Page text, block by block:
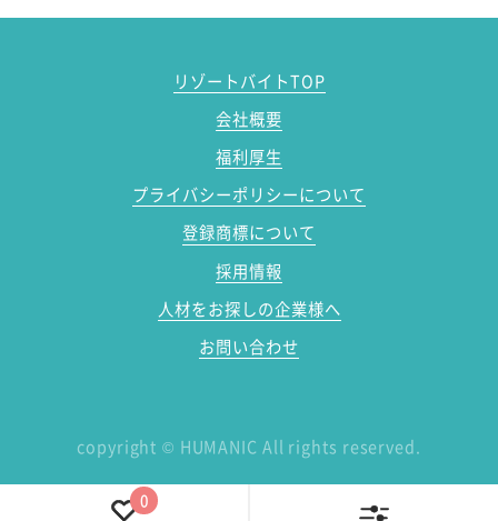
リゾートバイトTOP
会社概要
福利厚生
プライバシーポリシーについて
登録商標について
採用情報
人材をお探しの企業様へ
お問い合わせ
copyright © HUMANIC All rights reserved.
0